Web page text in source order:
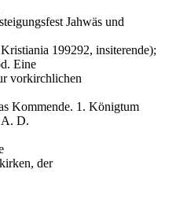
Jahwäs und
199292, insiterende);
Eine
vorkirchlichen
Kommende. 1. Königtum
D.
der